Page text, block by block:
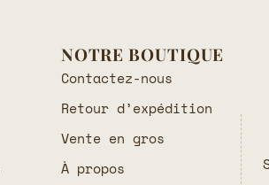
NOTRE BOUTIQUE
Contactez-nous
Retour d’expédition
Vente en gros
À propos